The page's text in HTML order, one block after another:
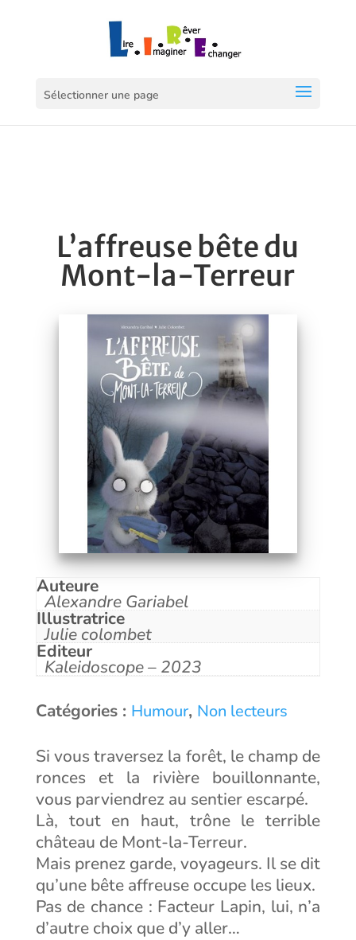
Sélectionner une page
L’affreuse bête du
Mont-la-Terreur
Auteure
Alexandre Gariabel
Illustratrice
Julie colombet
Editeur
Kaleidoscope – 2023
Catégories : Humour, Non lecteurs
Si vous traversez la forêt, le champ de
ronces et la rivière bouillonnante,
vous parviendrez au sentier escarpé.
Là, tout en haut, trône le terrible
château de Mont-la-Terreur.
Mais prenez garde, voyageurs. Il se dit
qu’une bête affreuse occupe les lieux.
Pas de chance : Facteur Lapin, lui, n’a
d’autre choix que d’y aller…